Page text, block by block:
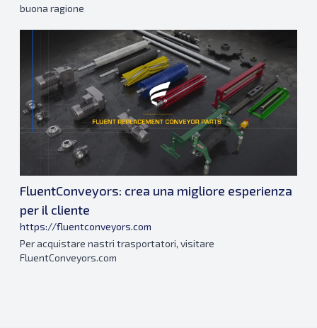
buona ragione
FluentConveyors: crea una migliore esperienza
per il cliente
https://fluentconveyors.com
Per acquistare nastri trasportatori, visitare
FluentConveyors.com